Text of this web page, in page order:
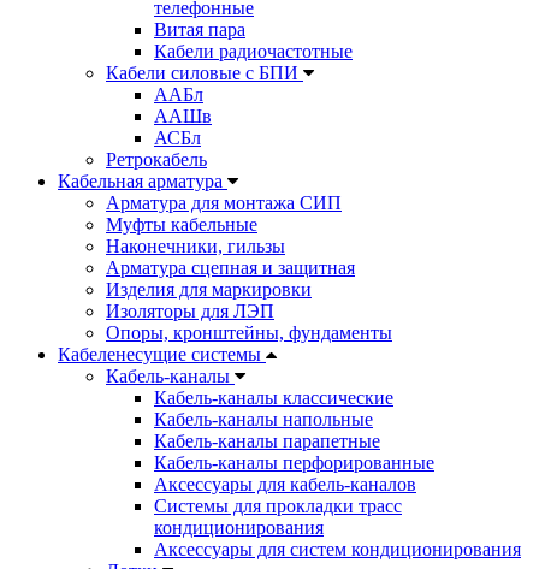
телефонные
Витая пара
Кабели радиочастотные
Кабели силовые с БПИ
ААБл
ААШв
АСБл
Ретрокабель
Кабельная арматура
Арматура для монтажа СИП
Муфты кабельные
Наконечники, гильзы
Арматура сцепная и защитная
Изделия для маркировки
Изоляторы для ЛЭП
Опоры, кронштейны, фундаменты
Кабеленесущие системы
Кабель-каналы
Кабель-каналы классические
Кабель-каналы напольные
Кабель-каналы парапетные
Кабель-каналы перфорированные
Аксессуары для кабель-каналов
Системы для прокладки трасс
кондиционирования
Аксессуары для систем кондиционирования